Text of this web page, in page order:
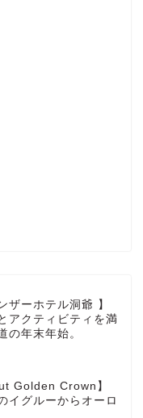
ザーホテル洞爺 】
アクティビティを満
の年末年始。
Golden Crown】
イグルーからオーロ
HOTEL
TRAVEL